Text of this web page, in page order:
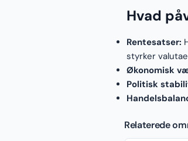
Hvad
Rentesatser:
styrker
Økonomisk
Politisk
Relaterede